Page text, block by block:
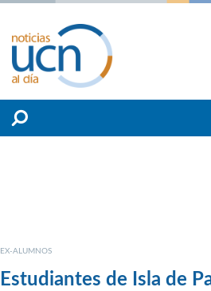
EX-ALUMNOS
Estudiantes de Isla de